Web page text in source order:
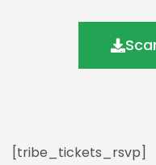
[tribe_tickets_rsvp]